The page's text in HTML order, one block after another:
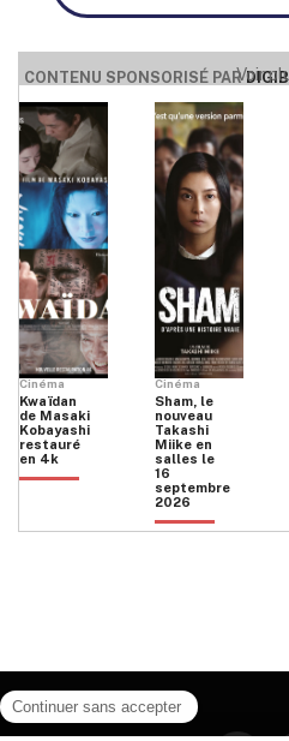
CONTENU SPONSORISÉ PARVoir
Cinéma
Kwaïdan
de Masaki
Kobayashi
restauré
en 4k
Cinéma
Sham, le
nouveau
Takashi
Miike en
salles le
16
septembre
2026